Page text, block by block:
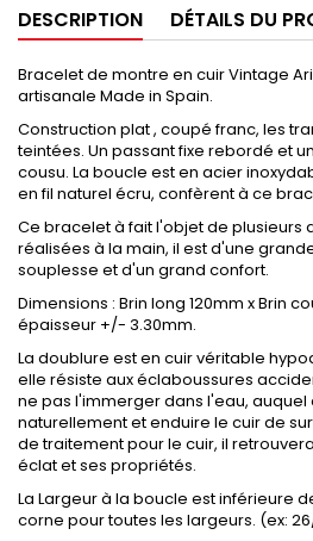
DESCRIPTION DÉTAILS DU
Bracelet de montre en cuir Vintage
artisanale Made in Spain.
Construction plat , coupé franc, les
teintées. Un passant fixe rebordé et
cousu. La boucle est en acier
en fil naturel écru, confèrent à ce
Ce bracelet à fait l'objet de plusieurs
réalisées à la main, il est d'une
souplesse et d'un grand confort.
Dimensions : Brin long 120mm x Brin
épaisseur +/- 3.30mm.
La doublure est en cuir véritable
elle résiste aux éclaboussures
ne pas l'immerger dans l'eau, auquel
naturellement et enduire le cuir de
de traitement pour le cuir, il
éclat et ses propriétés.
La Largeur à la boucle est inférieure
corne pour toutes les largeurs. (ex: